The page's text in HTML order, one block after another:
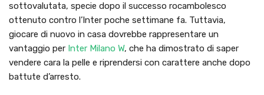
sottovalutata, specie dopo il successo rocambolesco
ottenuto contro l’Inter poche settimane fa. Tuttavia,
giocare di nuovo in casa dovrebbe rappresentare un
vantaggio per Inter Milano W, che ha dimostrato di saper
vendere cara la pelle e riprendersi con carattere anche dopo
battute d’arresto.